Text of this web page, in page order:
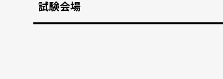
試験会場